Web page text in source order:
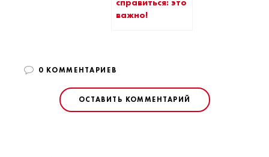
справиться: это
важно!
0 КОММЕНТАРИЕВ
ОСТАВИТЬ КОММЕНТАРИЙ